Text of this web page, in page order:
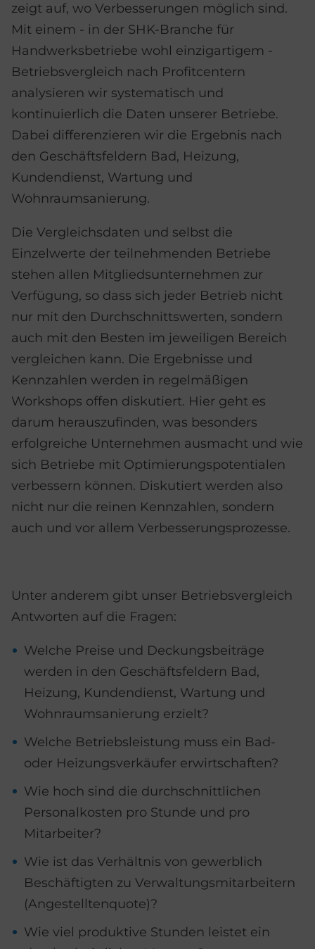
zeigt auf, wo Verbesserungen möglich sind.
Mit einem - in der SHK-Branche für
Handwerksbetriebe wohl einzigartigem -
Betriebsvergleich nach Profitcentern
analysieren wir systematisch und
kontinuierlich die Daten unserer Betriebe.
Dabei differenzieren wir die Ergebnis nach
den Geschäftsfeldern Bad, Heizung,
Kundendienst, Wartung und
Wohnraumsanierung.
Die Vergleichsdaten und selbst die
Einzelwerte der teilnehmenden Betriebe
stehen allen Mitgliedsunternehmen zur
Verfügung, so dass sich jeder Betrieb nicht
nur mit den Durchschnittswerten, sondern
auch mit den Besten im jeweiligen Bereich
vergleichen kann. Die Ergebnisse und
Kennzahlen werden in regelmäßigen
Workshops offen diskutiert. Hier geht es
darum herauszufinden, was besonders
erfolgreiche Unternehmen ausmacht und wie
sich Betriebe mit Optimierungspotentialen
verbessern können. Diskutiert werden also
nicht nur die reinen Kennzahlen, sondern
auch und vor allem Verbesserungsprozesse.
Unter anderem gibt unser Betriebsvergleich
Antworten auf die Fragen:
Welche Preise und Deckungsbeiträge
werden in den Geschäftsfeldern Bad,
Heizung, Kundendienst, Wartung und
Wohnraumsanierung erzielt?
Welche Betriebsleistung muss ein Bad-
oder Heizungsverkäufer erwirtschaften?
Wie hoch sind die durchschnittlichen
Personalkosten pro Stunde und pro
Mitarbeiter?
Wie ist das Verhältnis von gewerblich
Beschäftigten zu Verwaltungsmitarbeitern
(Angestelltenquote)?
Wie viel produktive Stunden leistet ein